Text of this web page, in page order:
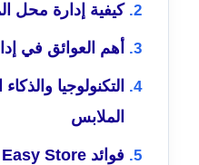
كيفية إدارة محل
أهم العوائق في
التكنولوجيا
الملابس
فوائد Easy Store لصاحب المحل